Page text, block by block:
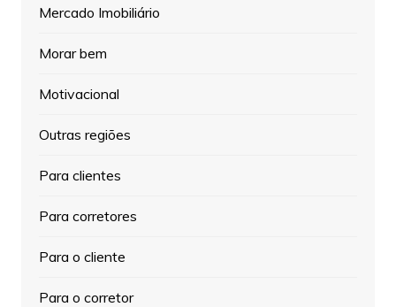
Mercado Imobiliário
Morar bem
Motivacional
Outras regiões
Para clientes
Para corretores
Para o cliente
Para o corretor